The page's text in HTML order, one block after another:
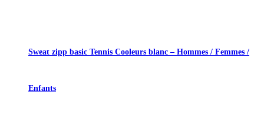
Sweat zipp basic Tennis Cooleurs blanc – Hommes / Femmes /
Enfants